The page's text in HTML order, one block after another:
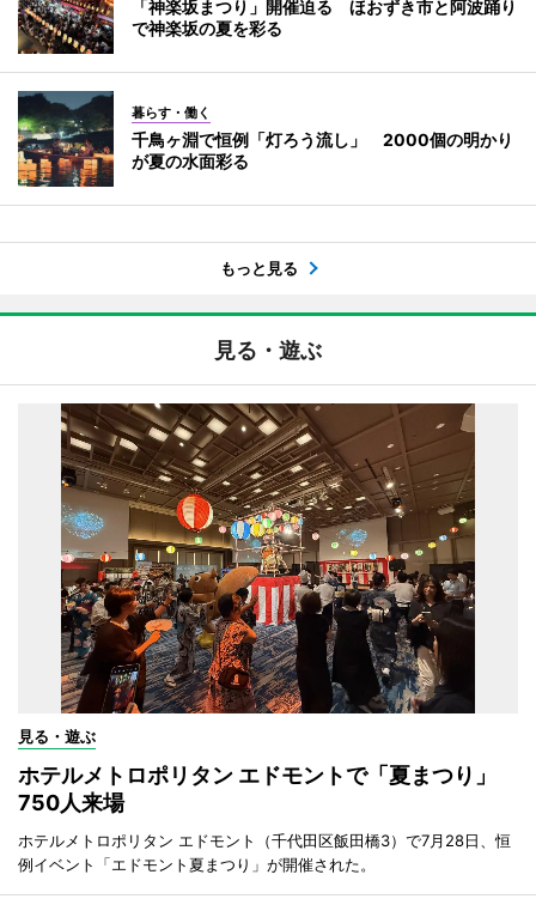
「神楽坂まつり」開催迫る ほおずき市と阿波踊り
で神楽坂の夏を彩る
暮らす・働く
千鳥ヶ淵で恒例「灯ろう流し」 2000個の明かり
が夏の水面彩る
もっと見る
見る・遊ぶ
見る・遊ぶ
ホテルメトロポリタン エドモントで「夏まつり」
750人来場
ホテルメトロポリタン エドモント（千代田区飯田橋3）で7月28日、恒
例イベント「エドモント夏まつり」が開催された。